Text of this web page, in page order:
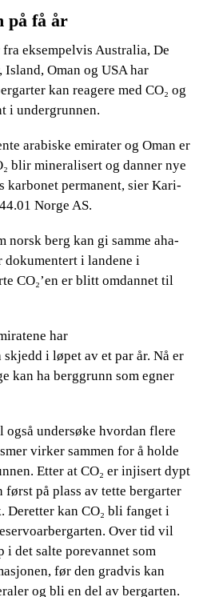
på få år
eksempelvis Australia, De
Oman og USA har
kan reagere med CO₂ og
i undergrunnen.
arabiske emirater og Oman er
blir mineralisert og danner nye
karbonet permanent, sier Kari-
Norge AS.
norsk berg kan gi samme aha-
dokumentert i landene i
CO₂’en er blitt omdannet til
har
i løpet av et par år. Nå er
kan ha berggrunn som egner
undersøke hvordan flere
virker sammen for å holde
Etter at CO₂ er injisert dypt
først på plass av tette bergarter
Deretter kan CO₂ bli fanget i
Over tid vil
i det salte porevannet som
før den gradvis kan
og bli en del av bergarten.